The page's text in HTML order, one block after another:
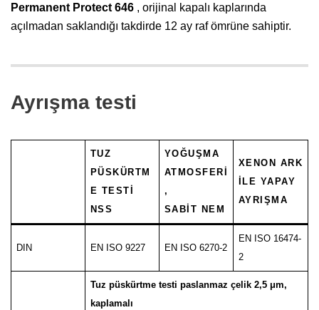
Permanent Protect 646 , orijinal kapalı kaplarında
açılmadan saklandığı takdirde 12 ay raf ömrüne sahiptir.
Ayrışma testi
TUZ
PÜSKÜRTM
E TESTI
NSS
YOĞUŞMA
ATMOSFERI
,
SABIT NEM
XENON ARK
ILE YAPAY
AYRIŞMA
DIN EN ISO 9227 EN ISO 6270-2
EN ISO 16474-
2
Tuz püskürtme testi paslanmaz çelik 2,5 μm,
kaplamalı